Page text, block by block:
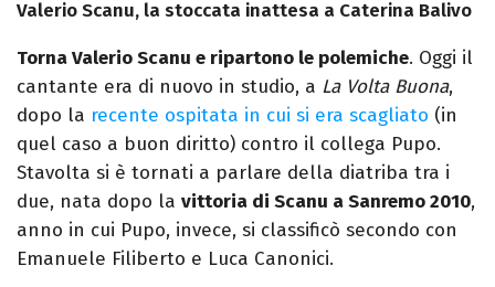
Valerio Scanu, la stoccata inattesa a Caterina Balivo
Torna Valerio Scanu e ripartono le polemiche. Oggi il
cantante era di nuovo in studio, a La Volta Buona,
dopo la recente ospitata in cui si era scagliato (in
quel caso a buon diritto) contro il collega Pupo.
Stavolta si è tornati a parlare della diatriba tra i
due, nata dopo la vittoria di Scanu a Sanremo 2010,
anno in cui Pupo, invece, si classificò secondo con
Emanuele Filiberto e Luca Canonici.